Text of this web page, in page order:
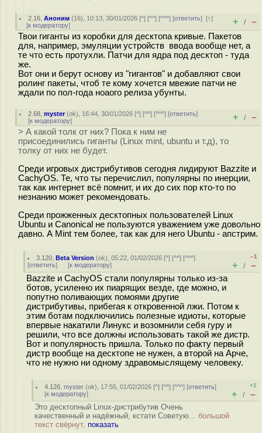
2.16 ,Аноним (16), 10:13, 30/01/2026 [^] [^^] [^^^] [ответить][↑]
[к модератору] + / –
Твои гиганты из коробки для десктопа кривые. Пакетов
для, например, эмуляции устройств ввода вообще нет, а
те что есть протухли. Патчи для ядра под десктоп - туда
же.
Вот они и берут основу из "гигантов" и добавляют свои
ролинг пакеты, чтоб те кому хочется мвежие патчи не
ждали по пол-года ноаого релиза убунты.
2.68 ,myster(ok), 16:44, 30/01/2026 [^] [^^] [^^^] [ответить]
[к модератору] + / –
> А какой толк от них? Пока к ним не
присоединились гиганты (Linux mint, ubuntu и т.д), то
толку от них не будет.
Среди игровых дистрибутивов сегодня лидируют Bazzite и
CachyOS. Те, что ты перечислил, популярны по инерции,
так как интернет всё помнит, и их до сих пор кто-то по
незнанию может рекомендовать.
Среди прожженных десктопных пользователей Linux
Ubuntu и Canonical не пользуются уважением уже довольно
давно. А Mint тем более, так как для него Ubuntu - апстрим.
3.120 ,Beta Version (ok), 05:22, 01/02/2026 [^] [^^] [^^^]
[ответить] [к модератору]
–1
+ / –
Bazzite и CachyOS стали популярны только из-за
ботов, усиленно их пиарящих везде, где можно, и
попутно поливающих помоями другие
дистрибутивы, прибегая к откровенной лжи. Потом к
этим ботам подключились полезные идиоты, которые
впервые накатили Линукс и возомнили себя гуру и
решили, что все должны использовать такой же дистр.
Вот и популярность пришла. Только по факту первый
дистр вообще на десктопе не нужен, а второй на Арче,
что не нужно ни одному здравомыслящему человеку.
4.126 ,myster (ok), 17:55, 01/02/2026 [^] [^^] [^^^] [ответить]
[к модератору]
+1
+ / –
Это десктопный Linux-дистрибутив Очень
качественный и надёжный, кстати Советую... большой
текст свёрнут, показать